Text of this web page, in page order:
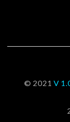
© 2021 V